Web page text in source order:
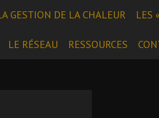
GESTION DE LA CHALEUR LES
LE RÉSEAU RESSOURCES